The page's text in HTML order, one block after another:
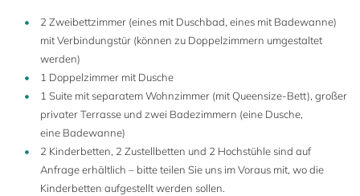
2 Zweibettzimmer (eines mit Duschbad, eines mit Badewanne)
mit Verbindungstür (können zu Doppelzimmern umgestaltet
werden)
1 Doppelzimmer mit Dusche
1 Suite mit separatem Wohnzimmer (mit Queensize-Bett), großer
privater Terrasse und zwei Badezimmern (eine Dusche,
eine Badewanne)
2 Kinderbetten, 2 Zustellbetten und 2 Hochstühle sind auf
Anfrage erhältlich – bitte teilen Sie uns im Voraus mit, wo die
Kinderbetten aufgestellt werden sollen.